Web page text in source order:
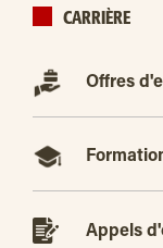
CARRIÈRE
Offres
Appels